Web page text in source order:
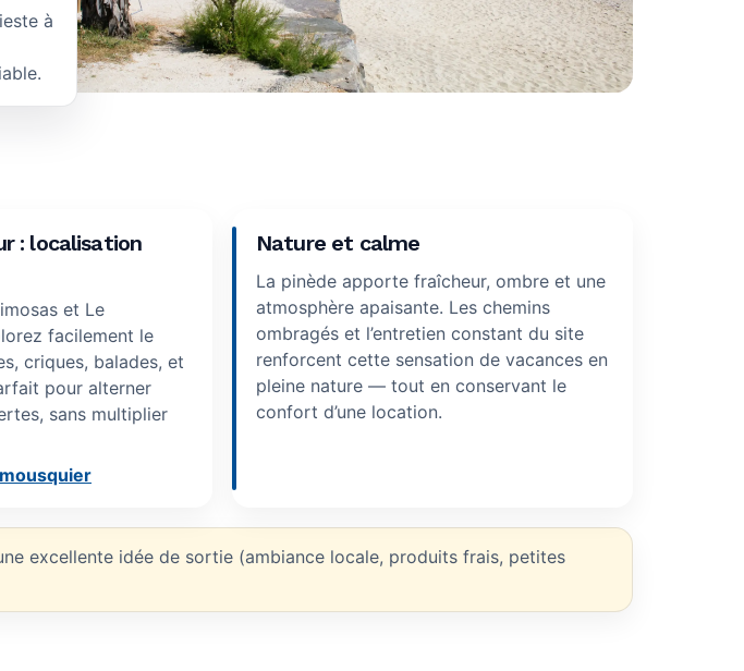
à
: localisation
et Le
facilement le
criques, balades, et
pour alterner
sans multiplier
Nature et calme
La pinède apporte fraîcheur, ombre et une
atmosphère apaisante. Les chemins
ombragés et l’entretien constant du site
renforcent cette sensation de vacances en
pleine nature — tout en conservant le
confort d’une location.
excellente idée de sortie (ambiance locale, produits frais, petites